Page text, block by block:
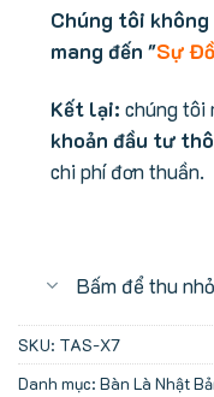
Chúng tôi
mang đến "Sự
Kết lại: chúng tôi
khoản đầu tư
chi phí đơn thuần.
Bấm để thu nhỏ
SKU: TAS-X7
Danh mục: Bàn Là Nhật